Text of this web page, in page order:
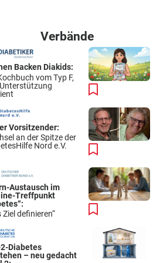
Verbände
Backen Diakids:
vom Typ F,
Vorsitzender:
an der Spitze der
Nord e.V.
Austausch im
Treffpunkt
Ziel definieren“
Diabetes
– neu gedacht